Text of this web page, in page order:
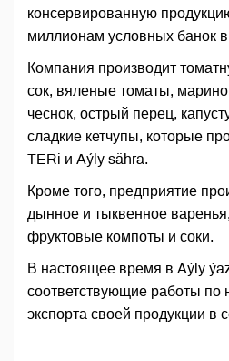
консервированную
миллионам условных банок в
Компания производит
сок, вяленые томаты,
чеснок, острый перец,
сладкие кетчупы, которые
TERi и Aýly sähra.
Кроме того, предприятие
дынное и тыквенное
фруктовые компоты и соки.
В настоящее время в Aýly
соответствующие работы
экспорта своей продукции в